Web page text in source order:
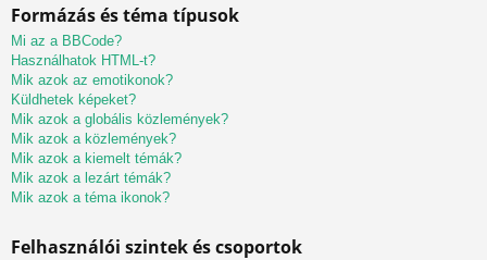
Formázás és téma típusok
Mi az a BBCode?
Használhatok HTML-t?
Mik azok az emotikonok?
Küldhetek képeket?
Mik azok a globális közlemények?
Mik azok a közlemények?
Mik azok a kiemelt témák?
Mik azok a lezárt témák?
Mik azok a téma ikonok?
Felhasználói szintek és csoportok